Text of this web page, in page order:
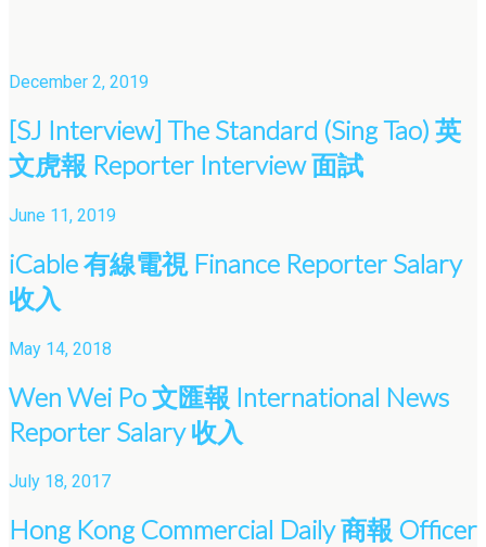
December 2, 2019
[SJ Interview] The Standard (Sing Tao) 英
文虎報 Reporter Interview 面試
June 11, 2019
iCable 有線電視 Finance Reporter Salary
收入
May 14, 2018
Wen Wei Po 文匯報 International News
Reporter Salary 收入
July 18, 2017
Hong Kong Commercial Daily 商報 Officer